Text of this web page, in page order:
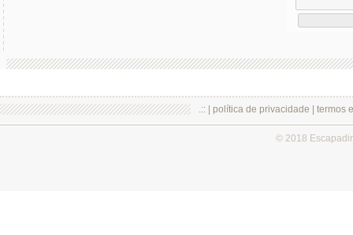
.:: | política de privacidade termos
© 2018